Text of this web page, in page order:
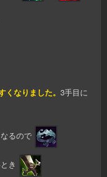
くなりました。 3手目に
るので
き